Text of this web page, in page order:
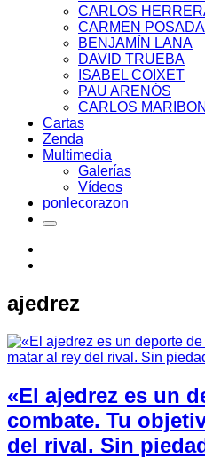
CARLOS
CARMEN
BENJAMÍN LANA
DAVID TRUEBA
ISABEL COIXET
PAU ARENÓS
CARLOS
Cartas
Zenda
Multimedia
Galerías
Vídeos
ponlecorazon
ajedrez
«El ajedrez es un
combate. Tu
del rival. Sin